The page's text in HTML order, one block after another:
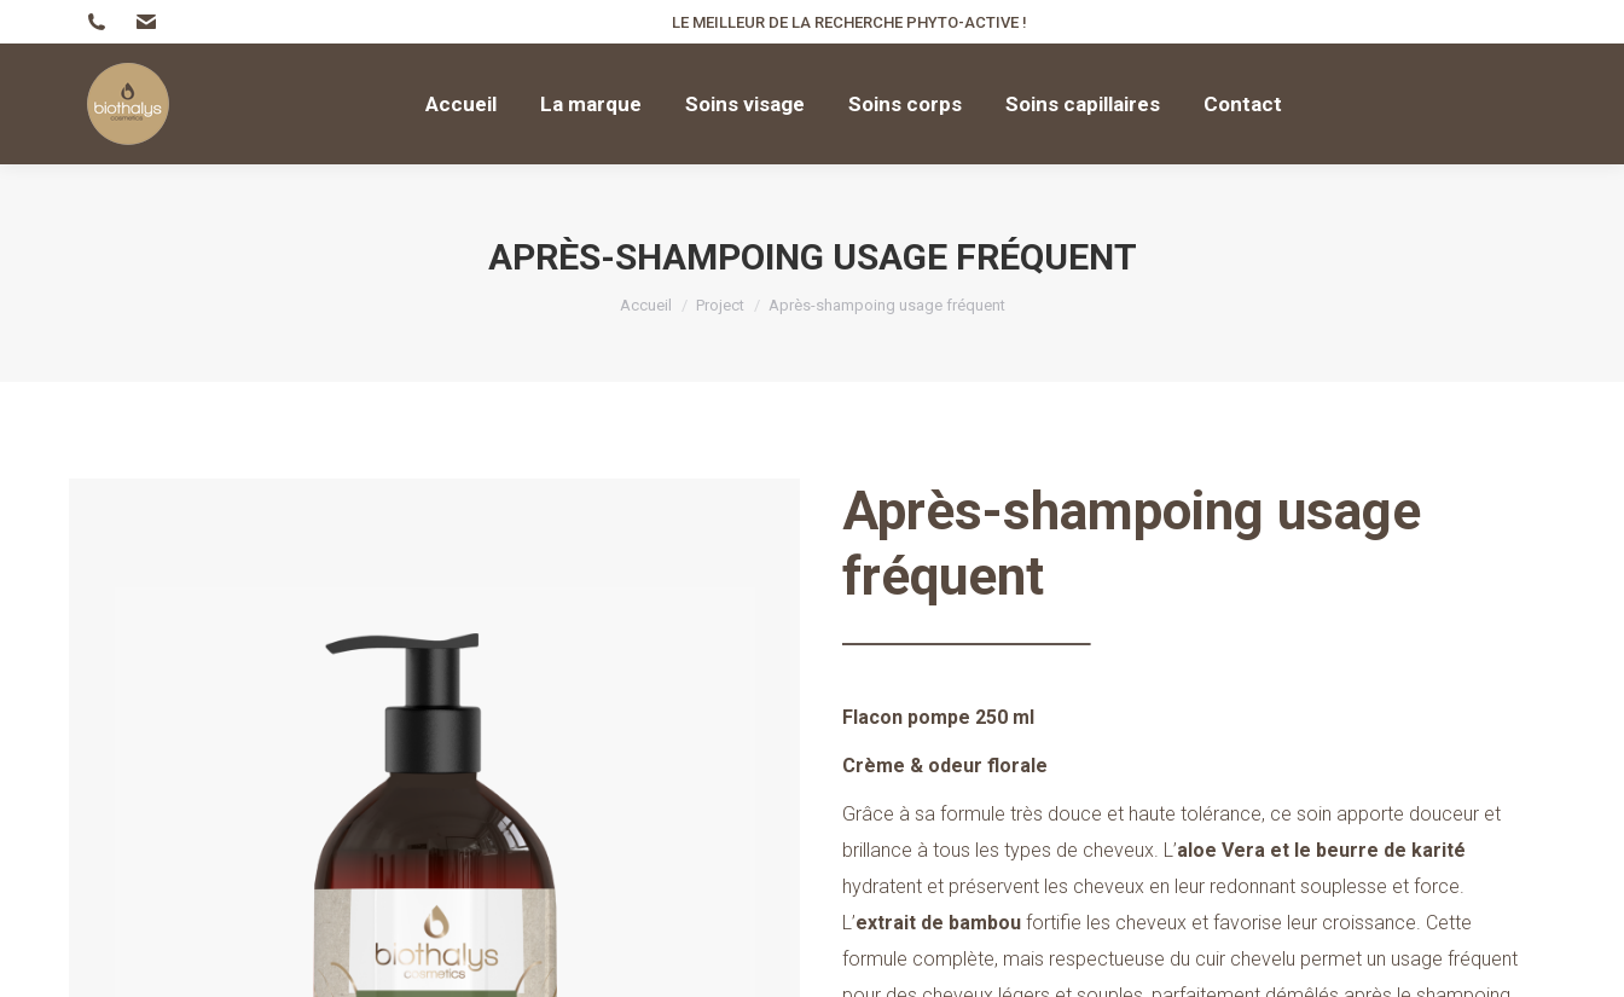
LE MEILLEUR DE LA RECHERCHE PHYTO-ACTIVE !
Accueil La marque Soins visage Soins corps Soins capillaires Contact
APRÈS-SHAMPOING USAGE FRÉQUENT
Vous êtes ici :
Accueil Project Après-shampoing usage fréquent
Après-shampoing usage
fréquent
Flacon pompe 250 ml
Crème & odeur florale
Grâce à sa formule très douce et haute tolérance, ce soin apporte douceur et
brillance à tous les types de cheveux. L’aloe Vera et le beurre de karité
hydratent et préservent les cheveux en leur redonnant souplesse et force.
L’extrait de bambou fortifie les cheveux et favorise leur croissance. Cette
formule complète, mais respectueuse du cuir chevelu permet un usage fréquent
Accueil La marque Soins visage Soins corps Soins capillaires Contact